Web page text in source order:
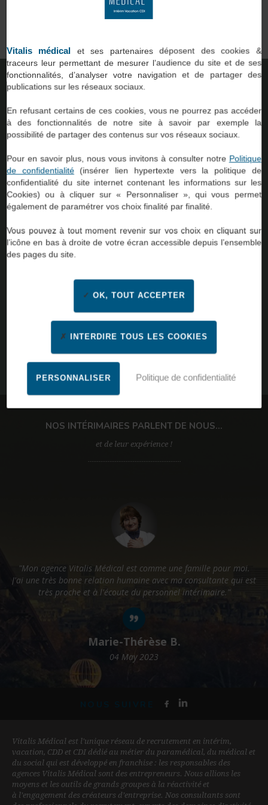
professionnels du paramédical et du social, comme vous, avec
des établissements de santé ou d’accompagnement.
54
TROUVER UNE AGENCE
Par ville, code postal, nom d’agence
NOS INTÉRIMAIRES PARLENT DE NOUS...
et de leur expérience !
une famille pour moi.
ma consultante qui est
intérimaire."
"Vitalis Médical m'apporte une
professionnelle et personnelle tout
collaboration avec ma consultante qui est
Vitalis Médical est l'unique réseau de recrutement en intérim,
vacation, CDD et CDI dédié au métier du paramédical, du médical et
du social qui est développé en franchise : les responsables des
agences Vitalis Médical sont des entrepreneurs. Nous allions les
moyens et les outils de grands groupes à la réactivité et
à l’engagement des créateurs d’entreprise. Nos consultants sont
Vitalis médical et ses partenaires déposent des cookies &
traceurs leur permettant de mesurer l’audience du site et de ses
fonctionnalités, d’analyser votre navigation et de partager des
publications sur les réseaux sociaux.
En refusant certains de ces cookies, vous ne pourrez pas accéder
à des fonctionnalités de notre site à savoir par exemple la
possibilité de partager des contenus sur vos réseaux sociaux.
Pour en savoir plus, nous vous invitons à consulter notre Politique
de confidentialité(insérer lien hypertexte vers la politique de
confidentialité du site internet contenant les informations sur les
Cookies) ou à cliquer sur « Personnaliser », qui vous permet
également de paramétrer vos choix finalité par finalité.
Vous pouvez à tout moment revenir sur vos choix en cliquant sur
l’icône en bas à droite de votre écran accessible depuis l’ensemble
des pages du site.
OK, TOUT ACCEPTER
INTERDIRE TOUS LES COOKIES
PERSONNALISER Politique de confidentialité